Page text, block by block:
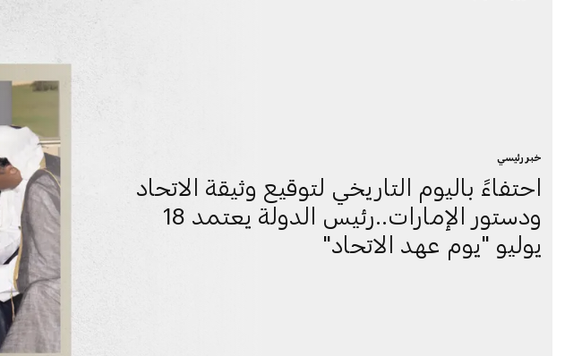
خبر رئيسي
احتفاءً باليوم التاريخي لتوقيع وثيقة الاتحاد
ودستور الإمارات..رئيس الدولة يعتمد 18
يوليو "يوم عهد الاتحاد"